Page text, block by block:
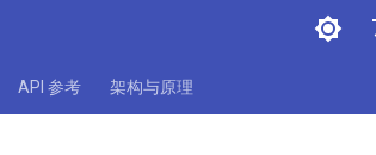
API 参考 架构与原理